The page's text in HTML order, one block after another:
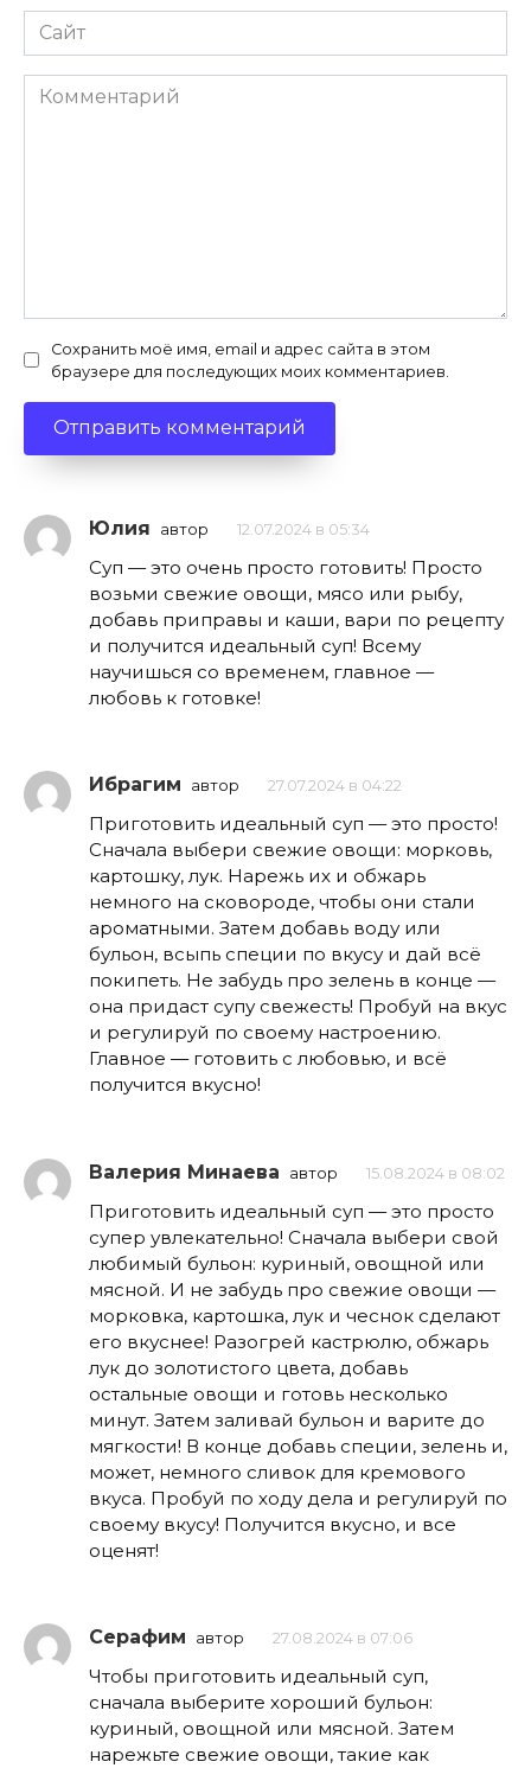
Сайт
Комментарий
Сохранить моё имя, email и адрес сайта в этом
браузере для последующих моих комментариев.
Юлия автор 12.07.2024 в 05:34
Суп — это очень просто готовить! Просто
возьми свежие овощи, мясо или рыбу,
добавь приправы и каши, вари по рецепту
и получится идеальный суп! Всему
научишься со временем, главное —
любовь к готовке!
Ибрагим автор 27.07.2024 в 04:22
Приготовить идеальный суп — это просто!
Сначала выбери свежие овощи: морковь,
картошку, лук. Нарежь их и обжарь
немного на сковороде, чтобы они стали
ароматными. Затем добавь воду или
бульон, всыпь специи по вкусу и дай всё
покипеть. Не забудь про зелень в конце —
она придаст супу свежесть! Пробуй на вкус
и регулируй по своему настроению.
Главное — готовить с любовью, и всё
получится вкусно!
Валерия Минаева автор 15.08.2024 в 08:02
Приготовить идеальный суп — это просто
супер увлекательно! Сначала выбери свой
любимый бульон: куриный, овощной или
мясной. И не забудь про свежие овощи —
морковка, картошка, лук и чеснок сделают
его вкуснее! Разогрей кастрюлю, обжарь
лук до золотистого цвета, добавь
остальные овощи и готовь несколько
минут. Затем заливай бульон и варите до
мягкости! В конце добавь специи, зелень и,
может, немного сливок для кремового
вкуса. Пробуй по ходу дела и регулируй по
своему вкусу! Получится вкусно, и все
оценят!
Серафим автор 27.08.2024 в 07:06
Чтобы приготовить идеальный суп,
сначала выберите хороший бульон:
куриный, овощной или мясной. Затем
нарежьте свежие овощи, такие как